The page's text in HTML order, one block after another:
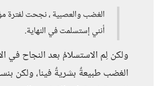
الغضب والعصبية ، نجحت لفترة
أنني إستسلمت في النهاية.
ولكن لِم الاستسلامُ بعد النجاح في
الغضب طبيعةٌ بشريةٌ فينا، ولكن